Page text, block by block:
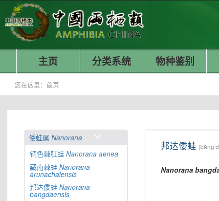
主页 分类系统 物种鉴别
您在这里： 首页
倭蛙属 Nanorana
铜色棘肛蛙 Nanorana aenea
藏南棘蛙 Nanorana
arunachalensis
邦达倭蛙 Nanorana
bangdaensis
邦达倭蛙 (bāng
Nanorana